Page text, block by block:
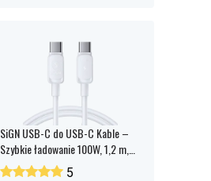
SiGN USB-C do USB-C Kable –
Szybkie ładowanie 100W, 1,2 m,
Biały
5